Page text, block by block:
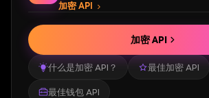
加密 API
什么是加密 API？ 最佳加密 API
最佳钱包 API
加密 API